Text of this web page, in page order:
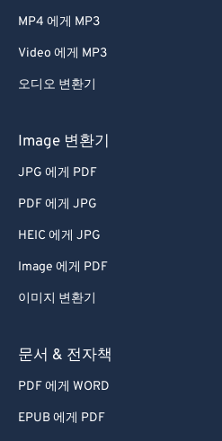
MP4 에게 MP3
Video 에게 MP3
오디오 변환기
Image 변환기
JPG 에게 PDF
PDF 에게 JPG
HEIC 에게 JPG
Image 에게 PDF
이미지 변환기
문서 & 전자책
PDF 에게 WORD
EPUB 에게 PDF